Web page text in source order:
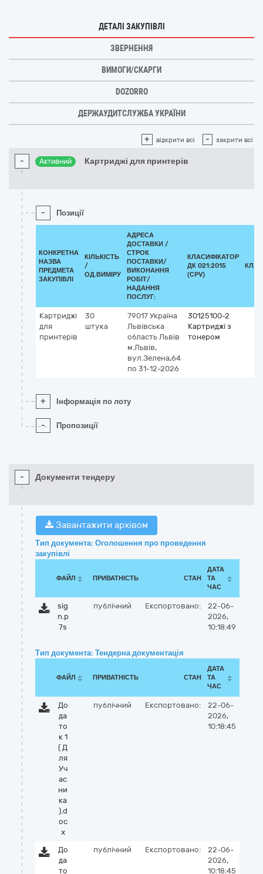
ДЕТАЛІ ЗАКУПІВЛІ
ЗВЕРНЕННЯ
ВИМОГИ/СКАРГИ
DOZORRO
ДЕРЖАУДИТСЛУЖБА УКРАЇНИ
+ відкрити всі - закрити всі
- Активний Картриджі для принтерів
- Позиції
КОНКРЕТНА
НАЗВА
ПРЕДМЕТА
ЗАКУПІВЛІ
КІЛЬКІСТЬ
/
ОД.ВИМІРУ
АДРЕСА
ДОСТАВКИ /
СТРОК
ПОСТАВКИ/
ВИКОНАННЯ
РОБІТ/
НАДАННЯ
ПОСЛУГ:
КЛАСИФІКАТОР
ДК 021:2015
(CPV)
Картриджі
для
принтерів
30
штука
79017 Україна
Львівська
область Львів
м.Львів,
вул.Зелена,64
по 31-12-2026
30125100-2
Картриджі з
тонером
+ Інформація по лоту
- Пропозиції
- Документи тендеру
Завантажити архівом
Тип документа: Оголошення про проведення
закупівлі
ФАЙЛ ПРИВАТНІСТЬ СТАН
ДАТА
ТА
ЧАС
sig
n.p
7s
публічний Експортовано:
22-06-
2026,
10:18:49
Тип документа: Тендерна документація
ФАЙЛ ПРИВАТНІСТЬ СТАН
ДАТА
ТА
ЧАС
До
да
то
к 1
( Д
ля
Уч
ас
ни
ка
).d
oc
x
публічний Експортовано:
22-06-
2026,
10:18:45
До
да
то
публічний Експортовано:
22-06-
2026,
10:18:45